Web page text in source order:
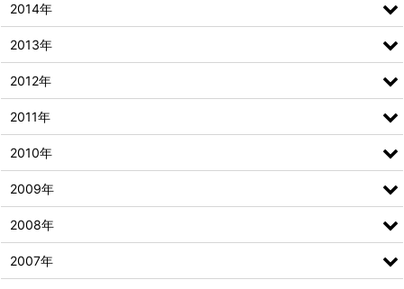
2014年
2013年
2012年
2011年
2010年
2009年
2008年
2007年